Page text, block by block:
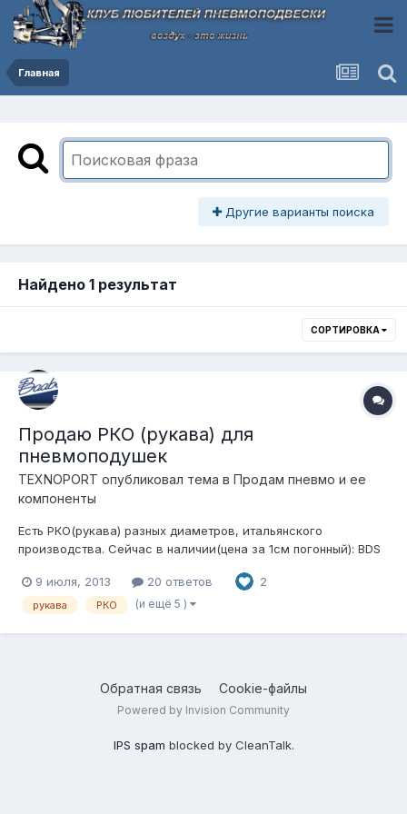
Главная
Другие варианты поиска
Найдено 1 результат
СОРТИРОВКА
Продаю РКО (рукава) для
пневмоподушек
TEXNOPORT опубликовал тема в Продам пневмо и ее
компоненты
Есть РКО(рукава) разных диаметров, итальянского
производства. Сейчас в наличии(цена за 1см погонный): BDS
90.8(min)\130(max)\2.5mm($0.22) BDB
100.8(min)\160(max)\2.4mm($0.25)
9 июля, 2013 20 ответов 2
рукава РКО (и ещё 5 )
Обратная связь Cookie-файлы
Powered by Invision Community
IPS spam blocked by CleanTalk.